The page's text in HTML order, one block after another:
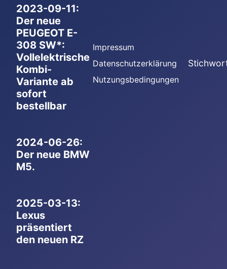
2023-09-11:
Der neue
PEUGEOT E-
308 SW*:
Vollelektrische
Kombi-
Variante ab
sofort
bestellbar
2024-06-26:
Der neue BMW
M5.
2025-03-13:
Lexus
präsentiert
den neuen RZ
Impressum
Datenschutzerklärung
Nutzungsbedingungen